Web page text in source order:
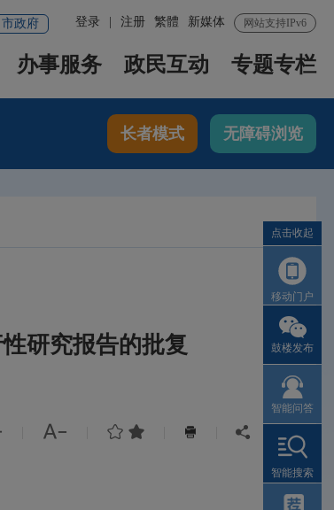
网站支持IPv6
新媒体
繁體
登录 注册
市政府
办事服务 政民互动 专题专栏
长者模式 无障碍浏览
研究报告的批复
    
点击收起
移动门户
鼓楼发布
智能问答
智能搜索